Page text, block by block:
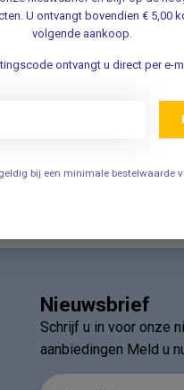
Nieuwsbrief
Schrijf u in voor onze
aanbiedingen Meld u
U ontvangt bovendien € 5,00
volgende aankoop.
ontvangt u direct per e-
bij een minimale bestelwaarde